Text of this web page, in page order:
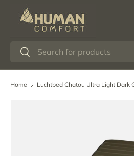
Ga naar inhoud
Zoeken
Zoeken
Home Luchtbed Chatou Ultra Light Dark